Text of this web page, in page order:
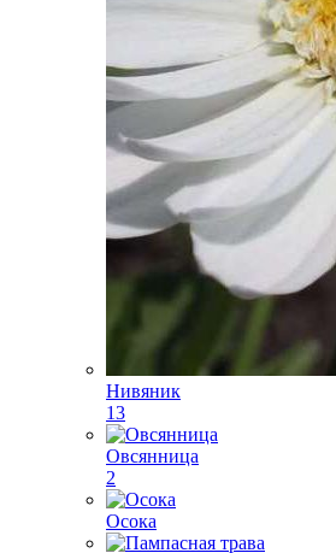
Нивяник
13
Овсянница
2
Осока